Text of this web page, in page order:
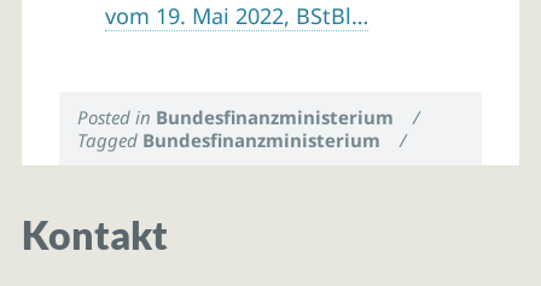
vom 19. Mai 2022, BStBl…
Posted in Bundesfinanzministerium
/
Tagged Bundesfinanzministerium /
Kontakt